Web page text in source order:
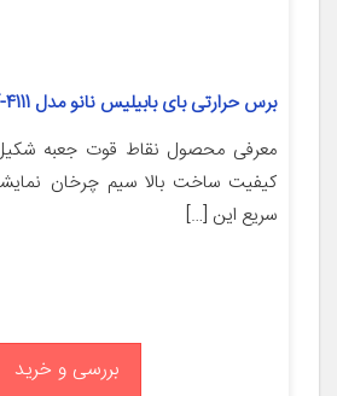
برس حرارتی بای بابیلیس نانو مدل ST-4111
معرفی محصول نقاط قوت جعبه
کیفیت ساخت بالا سیم چرخان
سریع این […]
بررسی و خرید